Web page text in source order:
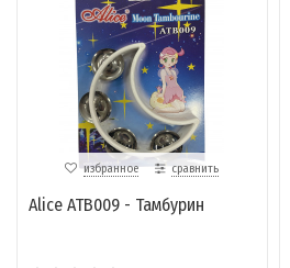
избранное сравнить
Alice ATB009 - Тамбурин